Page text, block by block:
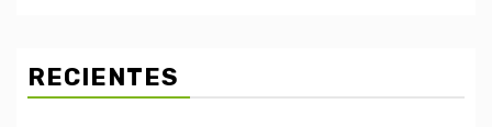
RECIENTES